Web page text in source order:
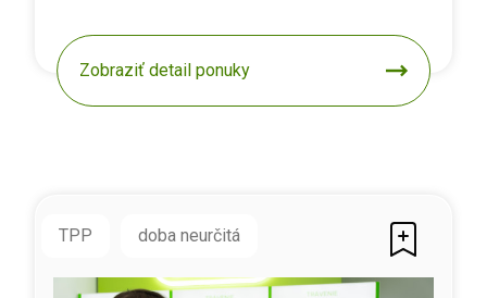
Zobraziť detail ponuky
TPP doba neurčitá